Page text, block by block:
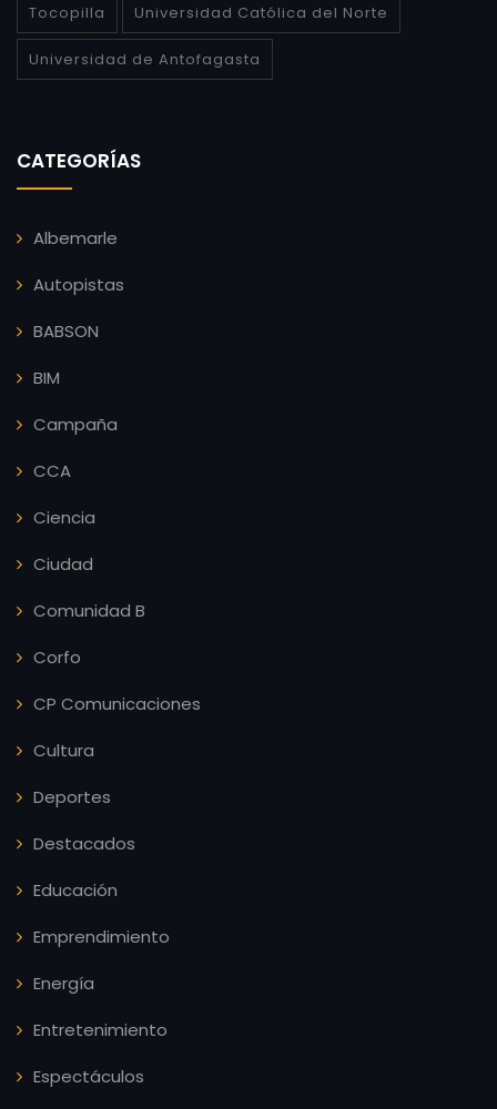
Tocopilla Universidad Católica del Norte
Universidad de Antofagasta
CATEGORÍAS
Albemarle
Autopistas
BABSON
BIM
Campaña
CCA
Ciencia
Ciudad
Comunidad B
Corfo
CP Comunicaciones
Cultura
Deportes
Destacados
Educación
Emprendimiento
Energía
Entretenimiento
Espectáculos